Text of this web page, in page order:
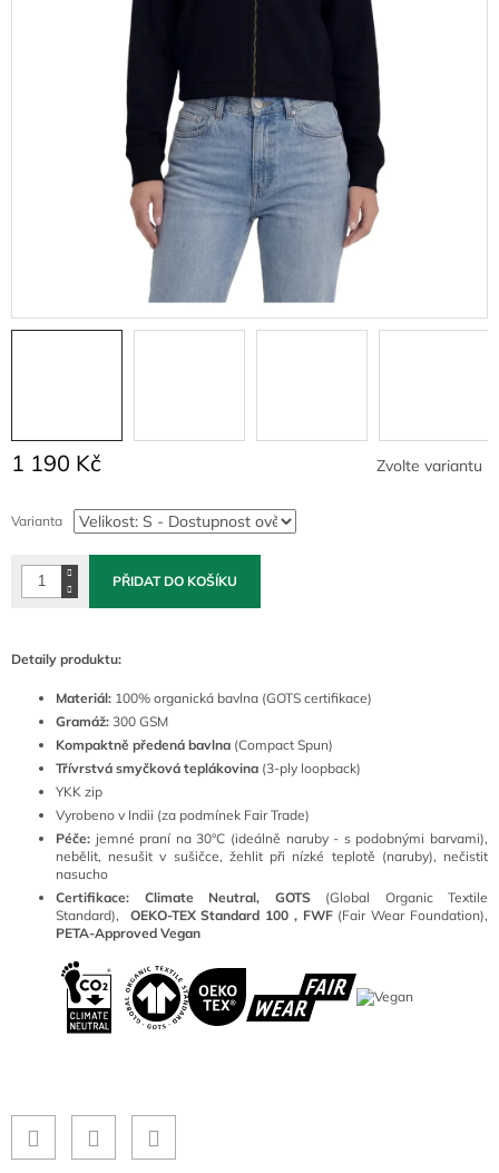
1 190 Kč
cena:
Zvolte variantu
Varianta
PŘIDAT DO KOŠÍKU
Detaily produktu:
Materiál: 100% organická bavlna (GOTS certifikace)
Gramáž: 300 GSM
Kompaktně předená bavlna (Compact Spun)
Třívrstvá smyčková teplákovina (3-ply loopback)
YKK zip
Vyrobeno v Indii (za podmínek Fair Trade)
Péče: jemné praní na 30°C (ideálně naruby - s podobnými barvami),
nebělit, nesušit v sušičce, žehlit při nízké teplotě (naruby), nečistit
nasucho
Certifikace: Climate Neutral, GOTS(Global Organic Textile
Standard),
OEKO-TEX Standard 100 , FWF (Fair Wear Foundation),
PETA-Approved Vegan